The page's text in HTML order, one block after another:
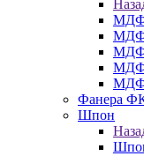
МДФ
МДФ
МДФ
Фанера
Шпон